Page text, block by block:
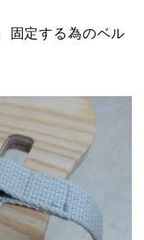
固定する為のベル